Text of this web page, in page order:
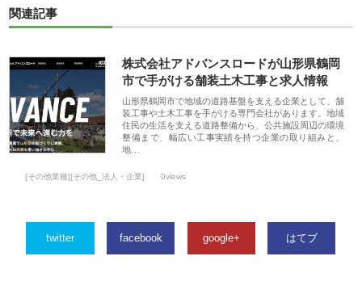
関連記事
株式会社アドバンスロードが山形県鶴岡
市で手がける舗装土木工事と求人情報
山形県鶴岡市で地域の道路基盤を支える企業として、舗
装工事や土木工事を手がける専門会社があります。地域
住民の生活を支える道路整備から、公共施設周辺の環境
整備まで、幅広い工事実績を持つ企業の取り組みと、
地…
[その他業種][その他_法人・企業] 0views
twitter facebook google+ はてブ